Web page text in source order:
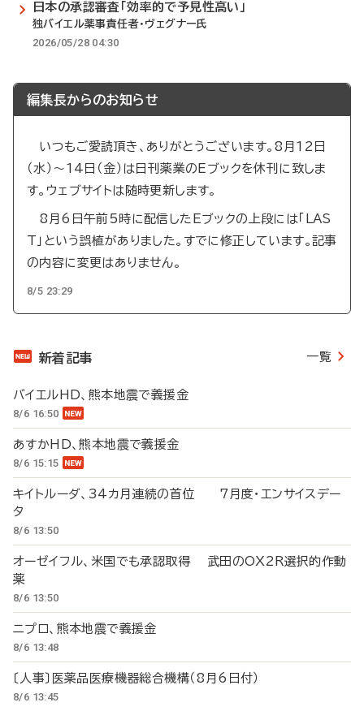
日本の承認審査「効率的で予見性高い」
独バイエル薬事責任者・ヴェグナー氏
2026/05/28 04:30
編集長からのお知らせ
いつもご愛読頂き、ありがとうございます。8月12日
（水）～14日（金）は日刊薬業のEブックを休刊に致しま
す。ウェブサイトは随時更新します。
8月6日午前5時に配信したEブックの上段には「LAS
T」という誤植がありました。すでに修正しています。記事
の内容に変更はありません。
8/5 23:29
新着記事 一覧
バイエルHD、熊本地震で義援金
8/6 16:50
あすかHD、熊本地震で義援金
8/6 15:15
キイトルーダ、34カ月連続の首位 7月度・エンサイスデー
タ
8/6 13:50
オーゼイフル、米国でも承認取得 武田のOX2R選択的作動
薬
8/6 13:50
ニプロ、熊本地震で義援金
8/6 13:48
〔人事〕医薬品医療機器総合機構（8月6日付）
8/6 13:45